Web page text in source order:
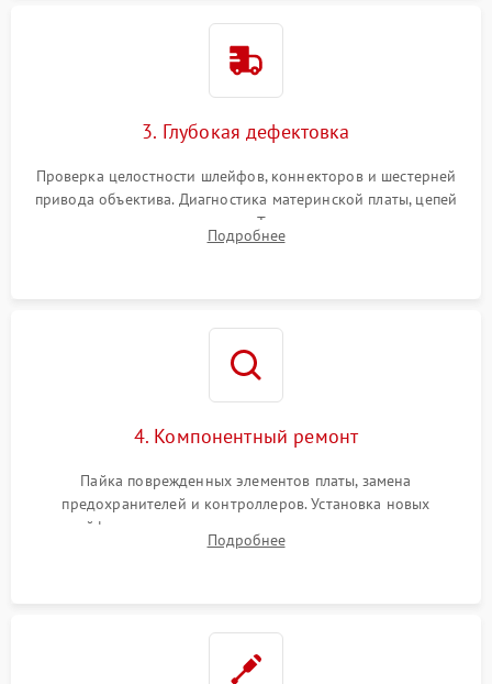
3. Глубокая дефектовка
Проверка целостности шлейфов, коннекторов и шестерней
привода объектива. Диагностика материнской платы, цепей
питания и картоприемника. Тестирование механизма
затвора и блока внутрикамерной стабилизации.
Подробнее
4. Компонентный ремонт
Пайка поврежденных элементов платы, замена
предохранителей и контроллеров. Установка новых
шлейфов, дисплея, механизма затвора или двигателя
автофокуса. Восстановление геометрии тубуса объектива
Подробнее